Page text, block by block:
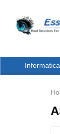
Informatica